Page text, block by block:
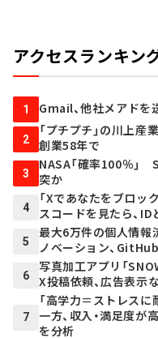
アクセスランキン
1 Gmail、他社メアドを
2
「プチプチ」の川上産
創業58年で
3
NASA「確率100％」
突か
4
「Xであなたをブロ
スコードを見たら、
5
最大6万件の個人情報
ノベーション、
6
写真加工アプリ「
X投稿依頼、広告表
7
「高学力＝ストレス
一方、収入・満足度
を分析